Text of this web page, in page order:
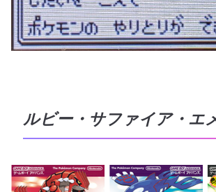
ルビー・サファイア・エ